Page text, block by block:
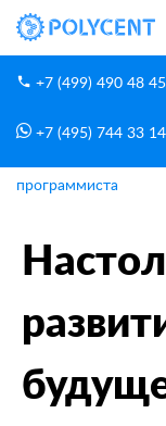
+7 (499) 490 48 45
+7 (495) 744 33 14
Настольные игры
программиста